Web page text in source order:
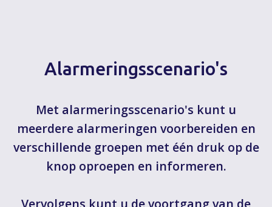
Alarmeringsscenario's
Met alarmeringsscenario's kunt u
meerdere alarmeringen voorbereiden en
verschillende groepen met één druk op de
knop oproepen en informeren.
Vervolgens kunt u de voortgang van de